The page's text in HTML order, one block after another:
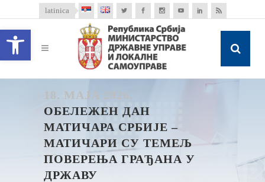
Open toolbar
latinica
18. МАЈА 2026.
ОБЕЛЕЖЕН ДАН
МАТИЧАРА СРБИЈЕ –
МАТИЧАРИ СУ ТЕМЕЉ
ПОВЕРЕЊА ГРАЂАНА У
ДРЖАВУ